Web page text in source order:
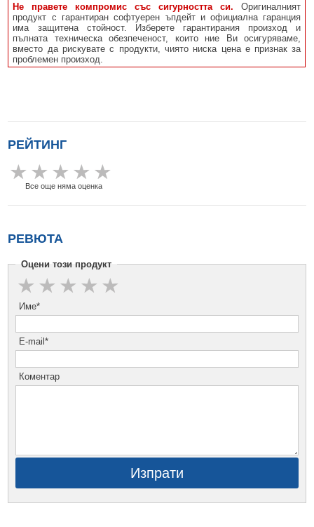
Не правете компромис със сигурността си. Оригиналният
продукт с гарантиран софтуерен ъпдейт и официална гаранция
има защитена стойност. Изберете гарантирания произход и
пълната техническа обезпеченост, които ние Ви осигуряваме,
вместо да рискувате с продукти, чиято ниска цена е признак за
проблемен произход.
РЕЙТИНГ
Все още няма оценка
РЕВЮТА
Оцени този продукт
Име*
E-mail*
Коментар
Изпрати